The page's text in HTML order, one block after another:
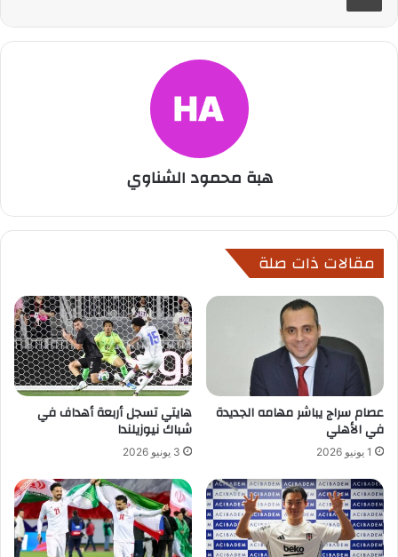
هبة محمود الشناوي
مقالات ذات صلة
عصام سراج يباشر مهامه الجديدة
في الأهلي
1 يونيو 2026
هايتي تسجل أربعة أهداف في
شباك نيوزيلندا
3 يونيو 2026